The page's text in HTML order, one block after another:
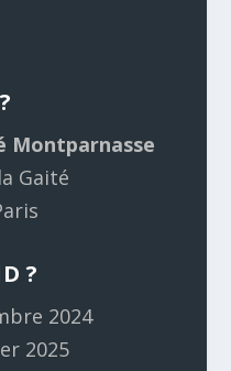
Montparnasse
Gaité
?
2024
2025